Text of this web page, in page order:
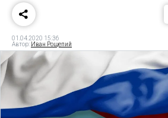
01.04.2020 15:36
Автор: Иван Рощепий